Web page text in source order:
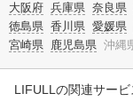
大阪府 兵庫県 奈良県
徳島県 香川県 愛媛県
宮崎県 鹿児島県 沖縄
LIFULLの関連サービ